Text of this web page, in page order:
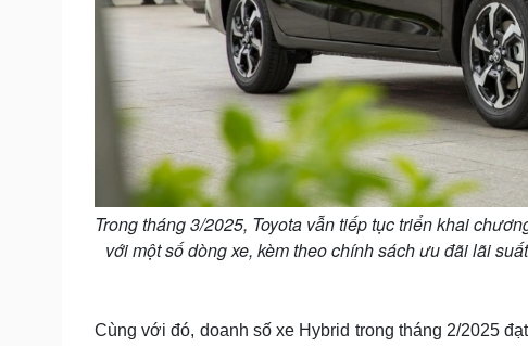
Trong tháng 3/2025, Toyota vẫn tiếp tục triển khai
với một số dòng xe, kèm theo chính sách ưu đãi lãi
Cùng với đó, doanh số xe Hybrid trong tháng 2/2025